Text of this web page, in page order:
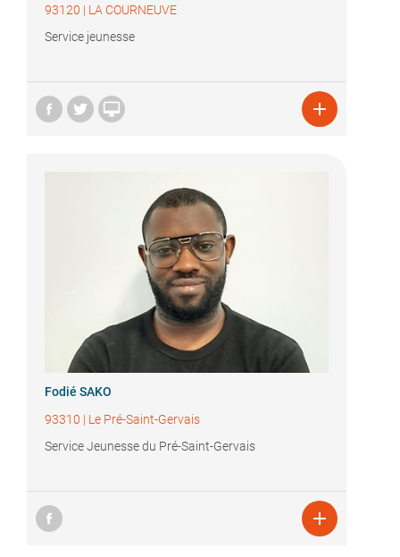
93120 | LA COURNEUVE
Service jeunesse
 
Fodié SAKO
93310 | Le Pré-Saint-Gervais
Service Jeunesse du Pré-Saint-Gervais
